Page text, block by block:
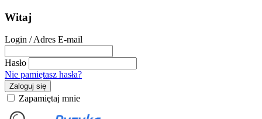
Witaj
Login / Adres E-mail
Hasło
Nie pamiętasz hasła?
Zaloguj się
Zapamiętaj mnie